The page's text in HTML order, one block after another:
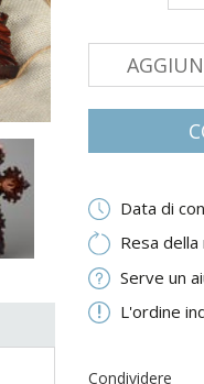
Data di
Resa
Serve un
L'ordine
Condividere